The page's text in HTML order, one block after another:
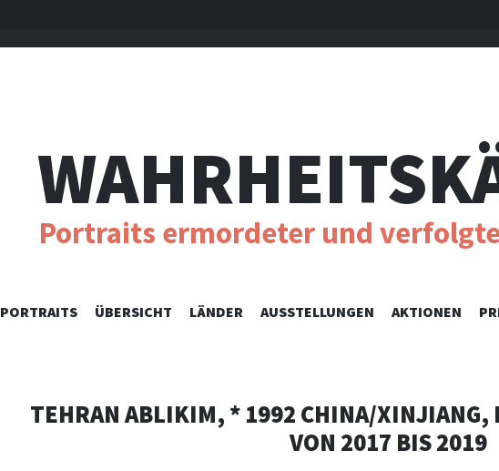
Portraits ermordeter und
SKIP
PORTRAITS ÜBERSICHT LÄNDER AUSSTELLUNGEN AKTIONEN
TEHRAN ABLIKIM, * 1992 CHINA/XINJIANG,
VON 2017 BIS 2019